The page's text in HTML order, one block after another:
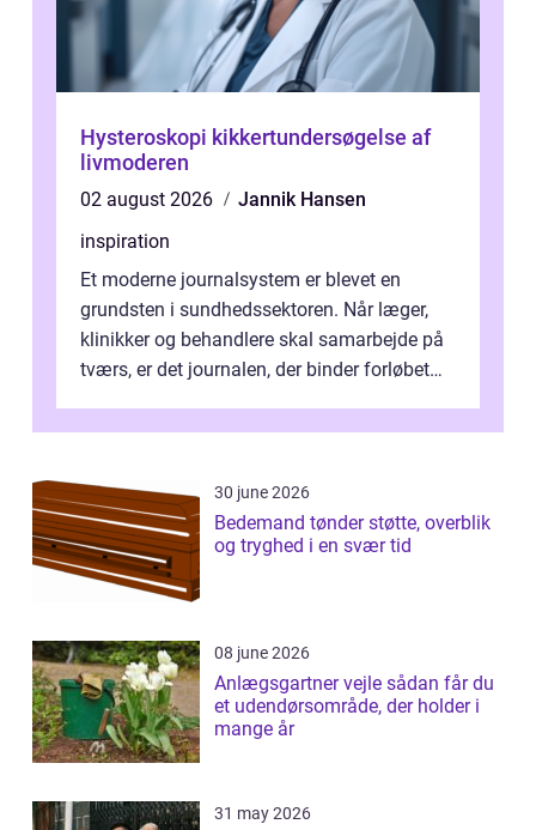
Hysteroskopi kikkertundersøgelse af
livmoderen
02 august 2026
Jannik Hansen
inspiration
Et moderne journalsystem er blevet en
grundsten i sundhedssektoren. Når læger,
klinikker og behandlere skal samarbejde på
tværs, er det journalen, der binder forløbet
30 june 2026
Bedemand tønder støtte, overblik
og tryghed i en svær tid
08 june 2026
Anlægsgartner vejle sådan får du
et udendørsområde, der holder i
mange år
31 may 2026